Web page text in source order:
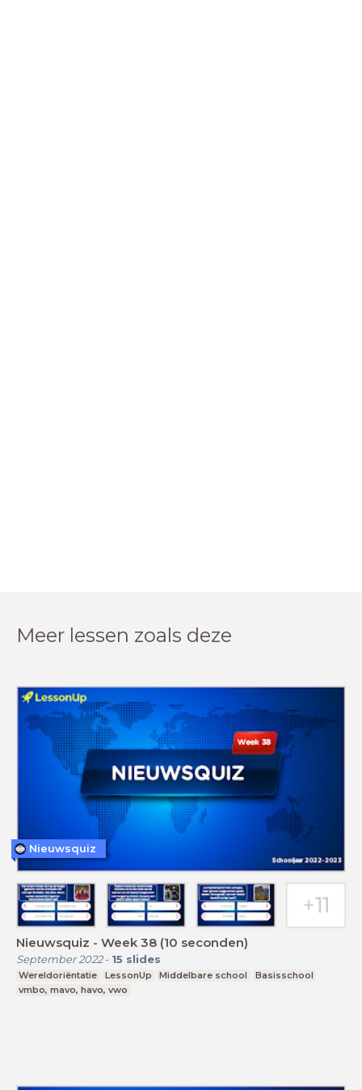
Meer lessen zoals deze
Nieuwsquiz - Week 38 (10 seconden)
September 2022- 15 slides
Wereldoriëntatie LessonUp Middelbare school
Basisschool
vmbo, mavo, havo, vwo
Nieuwsquiz